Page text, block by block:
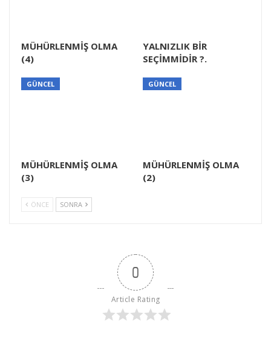
MÜHÜRLENMİŞ OLMA
(4)
YALNIZLIK BİR
SEÇİMMİDİR ?.
GÜNCEL
MÜHÜRLENMİŞ OLMA
(3)
GÜNCEL
MÜHÜRLENMİŞ OLMA
(2)
ÖNCE SONRA
0
Article Rating